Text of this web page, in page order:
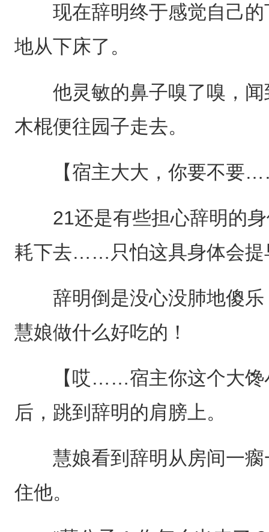
现在辞明终于感觉自己的
地从下床了。
他灵敏的鼻子嗅了嗅，闻
木棍便往园子走去。
【宿主大大，你要不要
21还是有些担心辞明的身
耗下去……只怕这具身体会提
辞明倒是没心没肺地傻乐
慧娘做什么好吃的！
【哎……宿主你这个大馋
后，跳到辞明的肩膀上。
慧娘看到辞明从房间一瘸
住他。